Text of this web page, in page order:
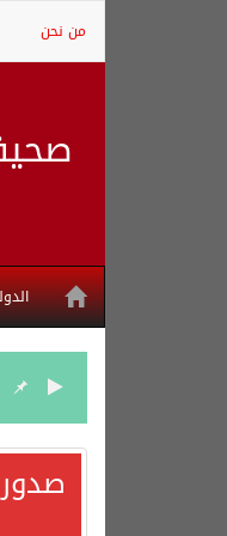
من نحن